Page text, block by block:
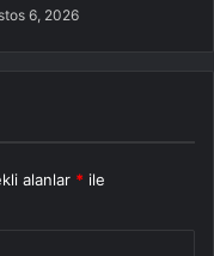
6, 2026
alanlar * ile